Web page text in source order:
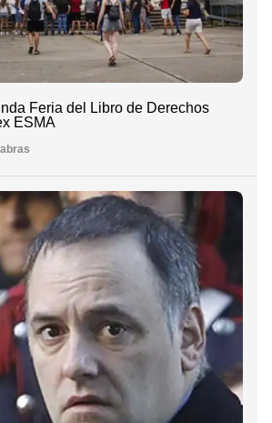
Feria del Libro de Derechos
ESMA